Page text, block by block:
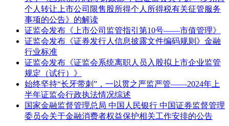
个人转让上市公司限售股所得个人所得税有关征管服务
事项的公告》的解读
证监会发布《上市公司监管指引第10号——市值管理》
证监会发布《证券发行人信息披露文件编码规则》金融
行业标准
证监会发布《证监会系统离职人员入股拟上市企业监管
规定（试行）》
始终坚持“长牙带刺”，一以贯之严监严管——2024年上
半年证监会行政执法情况综述
国家金融监督管理总局 中国人民银行 中国证券监督管理
委员会关于金融消费者权益保护相关工作安排的公告